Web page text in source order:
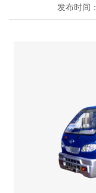
发布时间：